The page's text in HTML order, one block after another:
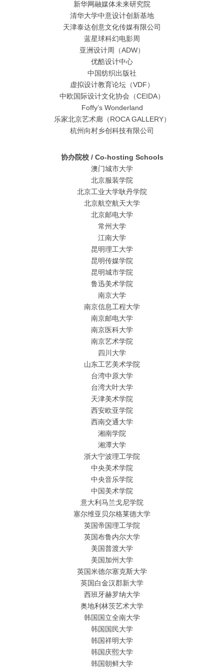
新华网融媒体未来研究院
清华大学中意设计创新基地
天津泰达创意文化传媒有限公司
蓝星球科幻电影周
亚洲设计周（ADW）
优酷设计中心
中国纺织出版社
虚拟设计教育论坛（VDF）
中欧国际设计文化协会（CEIDA）
Foffy’s Wonderland
乐家北京艺术廊（ROCA GALLERY）
杭州向村乡创科技有限公司
协办院校 / Co-hosting Schools
澳门城市大学
北京服装学院
北京工业大学耿丹学院
北京航空航天大学
北京邮电大学
常州大学
江南大学
昆明理工大学
昆明传媒学院
昆明城市学院
鲁迅美术学院
南京大学
南京信息工程大学
南京邮电大学
南京医科大学
南京艺术学院
四川大学
山东工艺美术学院
台湾中原大学
台湾大叶大学
天津美术学院
西安欧亚学院
西南交通大学
湘南学院
湘潭大学
浙大宁波理工学院
中央美术学院
中央音乐学院
中国美术学院
意大利马兰戈尼学院
塞尔维亚贝尔格莱德大学
英国帝国理工学院
英国布鲁内尔大学
美国普渡大学
美国加州大学
英国米德尔塞克斯大学
英国白金汉郡新大学
西班牙赫罗纳大学
奥地利林茨艺术大学
韩国国立全南大学
韩国国民大学
韩国祥明大学
韩国庆熙大学
韩国朝鲜大学